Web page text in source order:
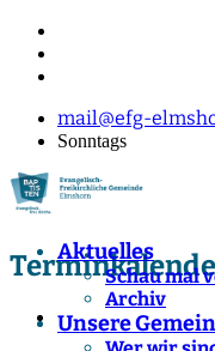
mail@efg-
Sonntags
Aktuelles
Schau mal
Archiv
Unsere